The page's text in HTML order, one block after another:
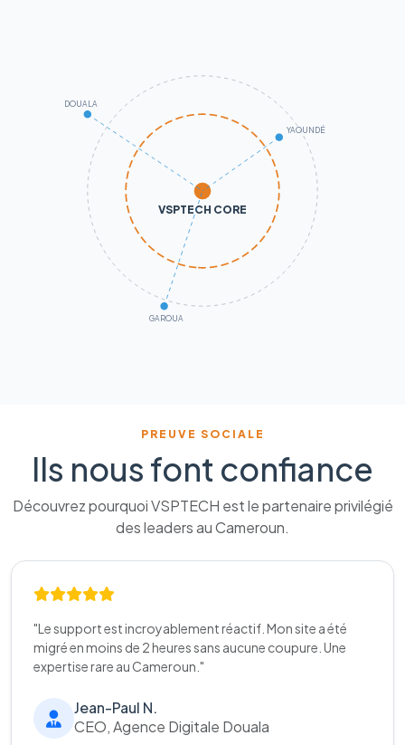
VSPTECH CORE
DOUALA
YAOUNDÉ
GAROUA
PREUVE SOCIALE
Ils nous font confiance
Découvrez pourquoi VSPTECH est le partenaire privilégié
des leaders au Cameroun.
"Le support est incroyablement réactif. Mon site a été
migré en moins de 2 heures sans aucune coupure. Une
expertise rare au Cameroun."
Jean-Paul N.
CEO, Agence Digitale Douala